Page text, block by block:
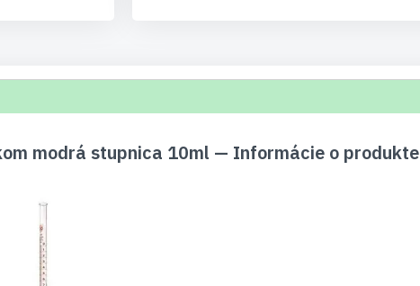
modrá stupnica 10ml — Informácie o produkte